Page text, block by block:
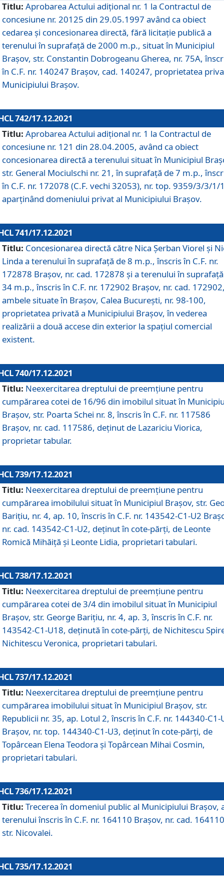
Titlu: Aprobarea Actului adiţional nr. 1 la Contractul de
concesiune nr. 20125 din 29.05.1997 având ca obiect
cedarea și concesionarea directă, fără licitație publică a
terenului în suprafață de 2000 m.p., situat în Municipiul
Brașov, str. Constantin Dobrogeanu Gherea, nr. 75A,
în C.F. nr. 140247 Brașov, cad. 140247, proprietatea
Municipiului Brașov.
742/17.12.2021
Titlu: Aprobarea Actului adiţional nr. 1 la Contractul de
concesiune nr. 121 din 28.04.2005, având ca obiect
concesionarea directă a terenului situat în Municipiul
str. General Mociulschi nr. 21, în suprafață de 7 m.p.,
în C.F. nr. 172078 (C.F. vechi 32053), nr. top. 9359/3/3/1/
aparținând domeniului privat al Municipiului Brașov.
741/17.12.2021
Titlu: Concesionarea directă către Nica Șerban Viorel și
Linda a terenului în suprafață de 8 m.p., înscris în C.F. nr.
172878 Brașov, nr. cad. 172878 și a terenului în
34 m.p., înscris în C.F. nr. 172902 Brașov, nr. cad.
ambele situate în Brașov, Calea București, nr. 98-100,
proprietatea privată a Municipiului Brașov, în vederea
realizării a două accese din exterior la spațiul comercial
existent.
740/17.12.2021
Titlu: Neexercitarea dreptului de preemţiune pentru
cumpărarea cotei de 16/96 din imobilul situat în
Braşov, str. Poarta Schei nr. 8, înscris în C.F. nr. 117586
Brașov, nr. cad. 117586, deținut de Lazariciu Viorica,
proprietar tabular.
739/17.12.2021
Titlu: Neexercitarea dreptului de preemţiune pentru
cumpărarea imobilului situat în Municipiul Braşov, str.
Barițiu, nr. 4, ap. 10, înscris în C.F. nr. 143542-C1-U2
nr. cad. 143542-C1-U2, deținut în cote-părți, de Leonte
Romică Mihăiță și Leonte Lidia, proprietari tabulari.
738/17.12.2021
Titlu: Neexercitarea dreptului de preemţiune pentru
cumpărarea cotei de 3/4 din imobilul situat în Municipiul
Braşov, str. George Barițiu, nr. 4, ap. 3, înscris în C.F. nr.
143542-C1-U18, deținută în cote-părți, de Nichitescu
Nichitescu Veronica, proprietari tabulari.
737/17.12.2021
Titlu: Neexercitarea dreptului de preemţiune pentru
cumpărarea imobilului situat în Municipiul Braşov, str.
Republicii nr. 35, ap. Lotul 2, înscris în C.F. nr. 144340-C1-
Brașov, nr. top. 144340-C1-U3, deținut în cote-părți, de
Topârcean Elena Teodora și Topârcean Mihai Cosmin,
proprietari tabulari.
736/17.12.2021
Titlu: Trecerea în domeniul public al Municipiului Braşov,
terenului înscris în C.F. nr. 164110 Brașov, nr. cad.
str. Nicovalei.
735/17.12.2021